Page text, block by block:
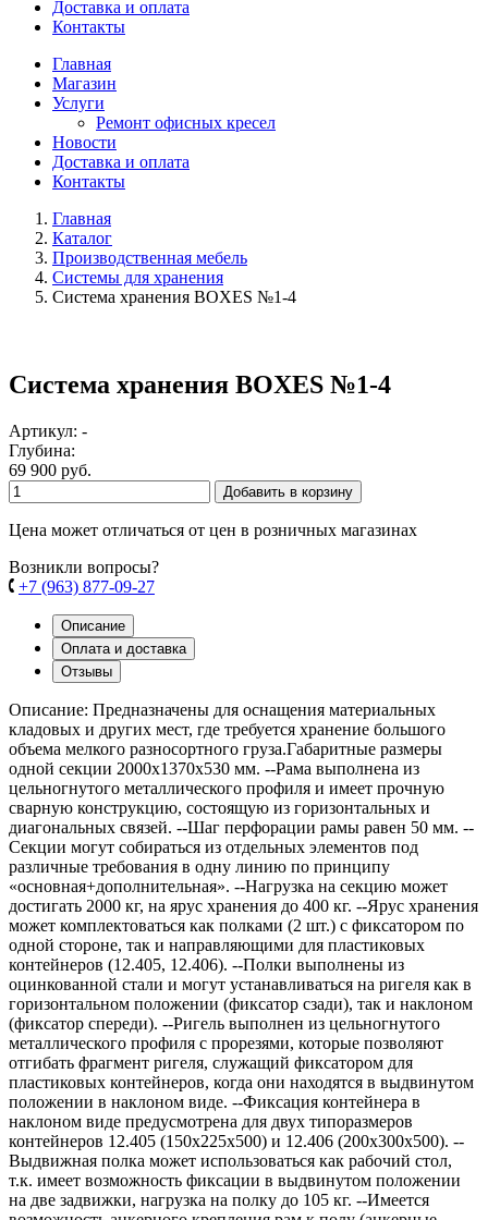
Доставка и оплата
Контакты
Главная
Магазин
Услуги
Ремонт офисных кресел
Новости
Доставка и оплата
Контакты
Главная
Каталог
Производственная мебель
Системы для хранения
Система хранения BOXES №1-4
Система хранения BOXES №1-4
Артикул: -
Глубина:
69 900 руб.
Добавить в корзину
Цена может отличаться от цен в розничных магазинах
Возникли вопросы?
+7 (963) 877-09-27
Описание
Оплата и доставка
Отзывы
Описание: Предназначены для оснащения материальных
кладовых и других мест, где требуется хранение большого
объема мелкого разносортного груза.Габаритные размеры
одной секции 2000х1370х530 мм. --Рама выполнена из
цельногнутого металлического профиля и имеет прочную
сварную конструкцию, состоящую из горизонтальных и
диагональных связей. --Шаг перфорации рамы равен 50 мм. --
Секции могут собираться из отдельных элементов под
различные требования в одну линию по принципу
«основная+дополнительная». --Нагрузка на секцию может
достигать 2000 кг, на ярус хранения до 400 кг. --Ярус хранения
может комплектоваться как полками (2 шт.) с фиксатором по
одной стороне, так и направляющими для пластиковых
контейнеров (12.405, 12.406). --Полки выполнены из
оцинкованной стали и могут устанавливаться на ригеля как в
горизонтальном положении (фиксатор сзади), так и наклоном
(фиксатор спереди). --Ригель выполнен из цельногнутого
металлического профиля с прорезями, которые позволяют
отгибать фрагмент ригеля, служащий фиксатором для
пластиковых контейнеров, когда они находятся в выдвинутом
положении в наклоном виде. --Фиксация контейнера в
наклоном виде предусмотрена для двух типоразмеров
контейнеров 12.405 (150х225х500) и 12.406 (200х300х500). --
Выдвижная полка может использоваться как рабочий стол,
т.к. имеет возможность фиксации в выдвинутом положении
на две задвижки, нагрузка на полку до 105 кг. --Имеется